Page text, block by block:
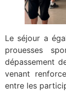
Le séjour a
prouesses
dépassement
venant
entre les